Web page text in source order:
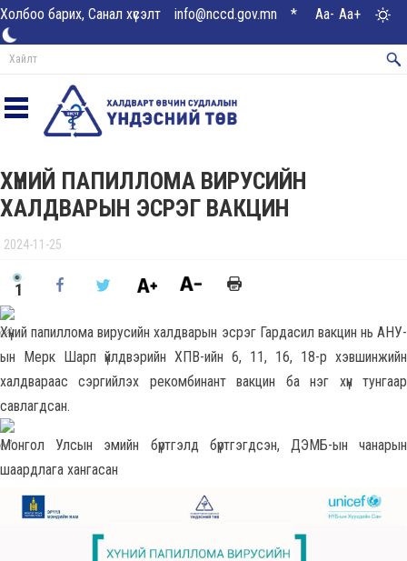
Холбоо барих, Санал хүсэлт info@nccd.gov.mn * Aa- Aa+
ХҮНИЙ ПАПИЛЛОМА ВИРУСИЙН
ХАЛДВАРЫН ЭСРЭГ ВАКЦИН
2024-11-25
1
Хүний папиллома вирусийн халдварын эсрэг Гардасил вакцин нь АНУ-
ын Мерк Шарп үйлдвэрийн ХПВ-ийн 6, 11, 16, 18-р хэвшинжийн
халдвараас сэргийлэх рекомбинант вакцин ба нэг хүн тунгаар
савлагдсан.
Монгол Улсын эмийн бүртгэлд бүртгэгдсэн, ДЭМБ-ын чанарын
шаардлага хангасан